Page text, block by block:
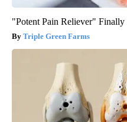
"Potent Pain Reliever"
Triple Green Farms